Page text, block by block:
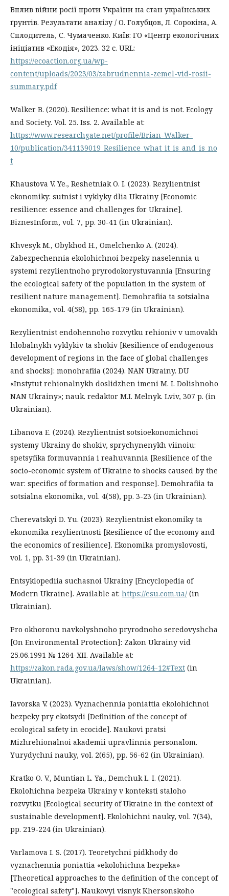
Вплив війни росії проти України на стан українських
ґрунтів. Результати аналізу / О. Голубцов, Л. Сорокіна, А.
Сплодитель, С. Чумаченко. Київ: ГО «Центр екологічних
ініціатив «Екодія», 2023. 32 с. URL:
https://ecoaction.org.ua/wp-
content/uploads/2023/03/zabrudnennia-zemel-vid-rosii-
summary.pdf
Walker B. (2020). Resilience: what it is and is not. Ecology
and Society. Vol. 25. Iss. 2. Available at:
https://www.researchgate.net/profile/Brian-Walker-
10/publication/341139019_Resilience_what_it_is_and_is_no
t
Khaustova V. Ye., Reshetniak O. I. (2023). Rezylientnist
ekonomiky: sutnist i vyklyky dlia Ukrainy [Economic
resilience: essence and challenges for Ukraine].
BiznesInform, vol. 7, pp. 30-41 (in Ukrainian).
Khvesyk M., Obykhod H., Omelchenko A. (2024).
Zabezpechennia ekolohichnoi bezpeky naselennia u
systemi rezylientnoho pryrodokorystuvannia [Ensuring
the ecological safety of the population in the system of
resilient nature management]. Demohrafiia ta sotsialna
ekonomika, vol. 4(58), pp. 165-179 (in Ukrainian).
Rezylientnist endohennoho rozvytku rehioniv v umovakh
hlobalnykh vyklykiv ta shokiv [Resilience of endogenous
development of regions in the face of global challenges
and shocks]: monohrafiia (2024). NAN Ukrainy. DU
«Instytut rehionalnykh doslidzhen imeni M. I. Dolishnoho
NAN Ukrainy»; nauk. redaktor M.I. Melnyk. Lviv, 307 p. (in
Ukrainian).
Libanova E. (2024). Rezylientnist sotsioekonomichnoi
systemy Ukrainy do shokiv, sprychynenykh viinoiu:
spetsyfika formuvannia i reahuvannia [Resilience of the
socio-economic system of Ukraine to shocks caused by the
war: specifics of formation and response]. Demohrafiia ta
sotsialna ekonomika, vol. 4(58), pp. 3-23 (in Ukrainian).
Cherevatskyi D. Yu. (2023). Rezylientnist ekonomiky ta
ekonomika rezylientnosti [Resilience of the economy and
the economics of resilience]. Ekonomika promyslovosti,
vol. 1, pp. 31-39 (in Ukrainian).
Entsyklopediia suchasnoi Ukrainy [Encyclopedia of
Modern Ukraine]. Available at: https://esu.com.ua/ (in
Ukrainian).
Pro okhoronu navkolyshnoho pryrodnoho seredovyshcha
[On Environmental Protection]: Zakon Ukrainy vid
25.06.1991 № 1264-XII. Available at:
https://zakon.rada.gov.ua/laws/show/1264-12#Text (in
Ukrainian).
Iavorska V. (2023). Vyznachennia poniattia ekolohichnoi
bezpeky pry ekotsydi [Definition of the concept of
ecological safety in ecocide]. Naukovi pratsi
Mizhrehionalnoi akademii upravlinnia personalom.
Yurydychni nauky, vol. 2(65), pp. 56-62 (in Ukrainian).
Kratko O. V., Muntian L. Ya., Demchuk L. I. (2021).
Ekolohichna bezpeka Ukrainy v konteksti staloho
rozvytku [Ecological security of Ukraine in the context of
sustainable development]. Ekolohichni nauky, vol. 7(34),
pp. 219-224 (in Ukrainian).
Varlamova I. S. (2017). Teoretychni pidkhody do
vyznachennia poniattia «ekolohichna bezpeka»
[Theoretical approaches to the definition of the concept of
"ecological safety"]. Naukovyi visnyk Khersonskoho